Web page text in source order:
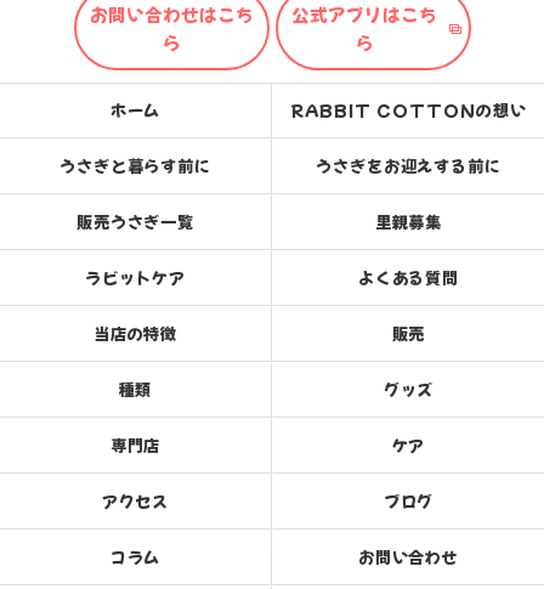
お問い合わせはこち
ら
公式アプリはこち
ら
ホーム RABBIT COTTONの想い
うさぎと暮らす前に うさぎをお迎えする前に
販売うさぎ一覧 里親募集
ラビットケア よくある質問
当店の特徴 販売
種類 グッズ
専門店 ケア
アクセス ブログ
コラム お問い合わせ